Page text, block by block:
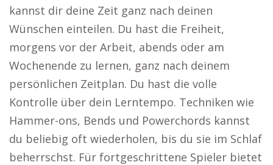
kannst dir deine Zeit ganz nach deinen
Wünschen einteilen. Du hast die Freiheit,
morgens vor der Arbeit, abends oder am
Wochenende zu lernen, ganz nach deinem
persönlichen Zeitplan. Du hast die volle
Kontrolle über dein Lerntempo. Techniken wie
Hammer-ons, Bends und Powerchords kannst
du beliebig oft wiederholen, bis du sie im Schlaf
beherrschst. Für fortgeschrittene Spieler bietet